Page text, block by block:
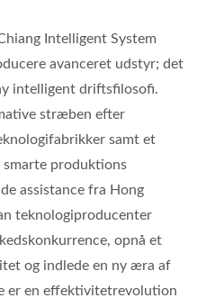
Intelligent System
avanceret udstyr; det
intelligent driftsfilosofi.
stræben efter
samt et
produktions
assistance fra Hong
teknologiproducenter
opnå et
og indlede en ny æra af
er en effektivitetrevolution